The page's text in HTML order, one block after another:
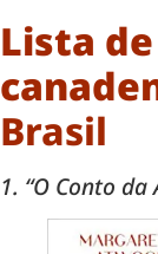
Lista
Brasil
1. “O Conto